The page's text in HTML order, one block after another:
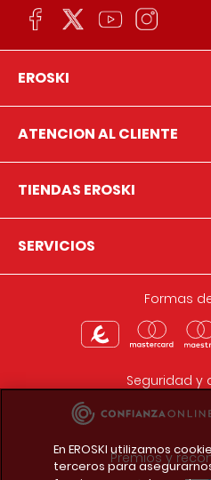
EROSKI
ATENCION AL CLIENTE
TIENDAS EROSKI
SERVICIOS
Formas
Seguridad y
Premios y
En EROSKI utilizamos
terceros para